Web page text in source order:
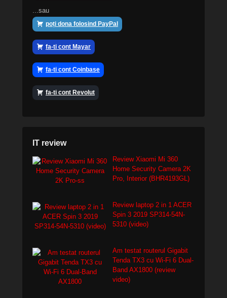
...sau
poți dona folosind PayPal
fa-ti cont Mayar
fa-ti cont Coinbase
fa-ti cont Revolut
IT review
Review Xiaomi Mi 360
Home Security Camera 2K
Pro, Interior (BHR4193GL)
Review laptop 2 in 1 ACER
Spin 3 2019 SP314-54N-
5310 (video)
Am testat routerul Gigabit
Tenda TX3 cu Wi-Fi 6 Dual-
Band AX1800 (review
video)